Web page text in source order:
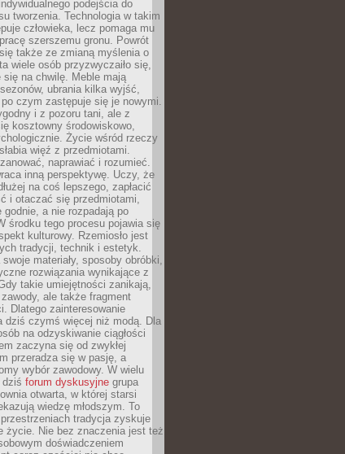
podejścia do
tworzenia. Technologia w takim
człowieka, lecz pomaga mu
szerszemu gronu. Powrót
także ze zmianą myślenia o
wiele osób przyzwyczaiło się,
na chwilę. Meble mają
ubrania kilka wyjść,
czym zastępuje się je nowymi.
i z pozoru tani, ale z
kosztowny środowiskowo,
Życie wśród rzeczy
więź z przedmiotami.
naprawiać i rozumieć.
inną perspektywę. Uczy, że
na coś lepszego, zapłacić
i otaczać się przedmiotami,
godnie, a nie rozpadają po
środku tego procesu pojawia się
kulturowy. Rzemiosło jest
tradycji, technik i estetyk.
materiały, sposoby obróbki,
rozwiązania wynikające z
takie umiejętności zanikają,
ale także fragment
Dlatego zainteresowanie
dziś czymś więcej niż modą. Dla
na odzyskiwanie ciągłości
zaczyna się od zwykłej
przeradza się w pasję, a
wybór zawodowy. W wielu
dziś forum dyskusyjne grupa
otwarta, w której starsi
wiedzę młodszym. To
tradycja zyskuje
życie. Nie bez znaczenia jest też
doświadczeniem